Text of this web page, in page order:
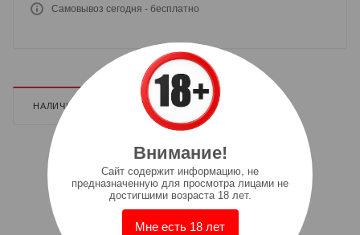
Самовывоз сегодня - бесплатно
НАЛИЧИЕ ДОПОЛНИТЕЛЬНО
Внимание!
Cайт содержит информацию, не
предназначенную для просмотра лицами не
достигшими возраста 18 лет.
Мне есть 18 лет